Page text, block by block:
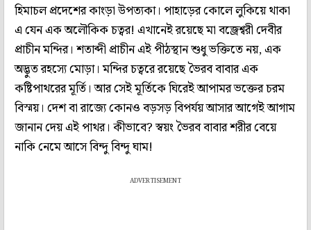
হিমাচল প্রদেশের কাংড়া উপত্যকা। পাহাড়ের কোলে লুকিয়ে থাকা
এ যেন এক অলৌকিক চত্বর! এখানেই রয়েছে মা বজ্রেশ্বরী দেবীর
প্রাচীন মন্দির। শতাব্দী প্রাচীন এই পীঠস্থান শুধু ভক্তিতে নয়, এক
অদ্ভুত রহস্যে মোড়া। মন্দির চত্বরে রয়েছে ভৈরব বাবার এক
কষ্টিপাথরের মূর্তি। আর সেই মূর্তিকে ঘিরেই আপামর ভক্তের চরম
বিস্ময়। দেশ বা রাজ্যে কোনও বড়সড় বিপর্যয় আসার আগেই আগাম
জানান দেয় এই পাথর। কীভাবে? স্বয়ং ভৈরব বাবার শরীর বেয়ে
নাকি নেমে আসে বিন্দু বিন্দু ঘাম!
ADVERTISEMENT